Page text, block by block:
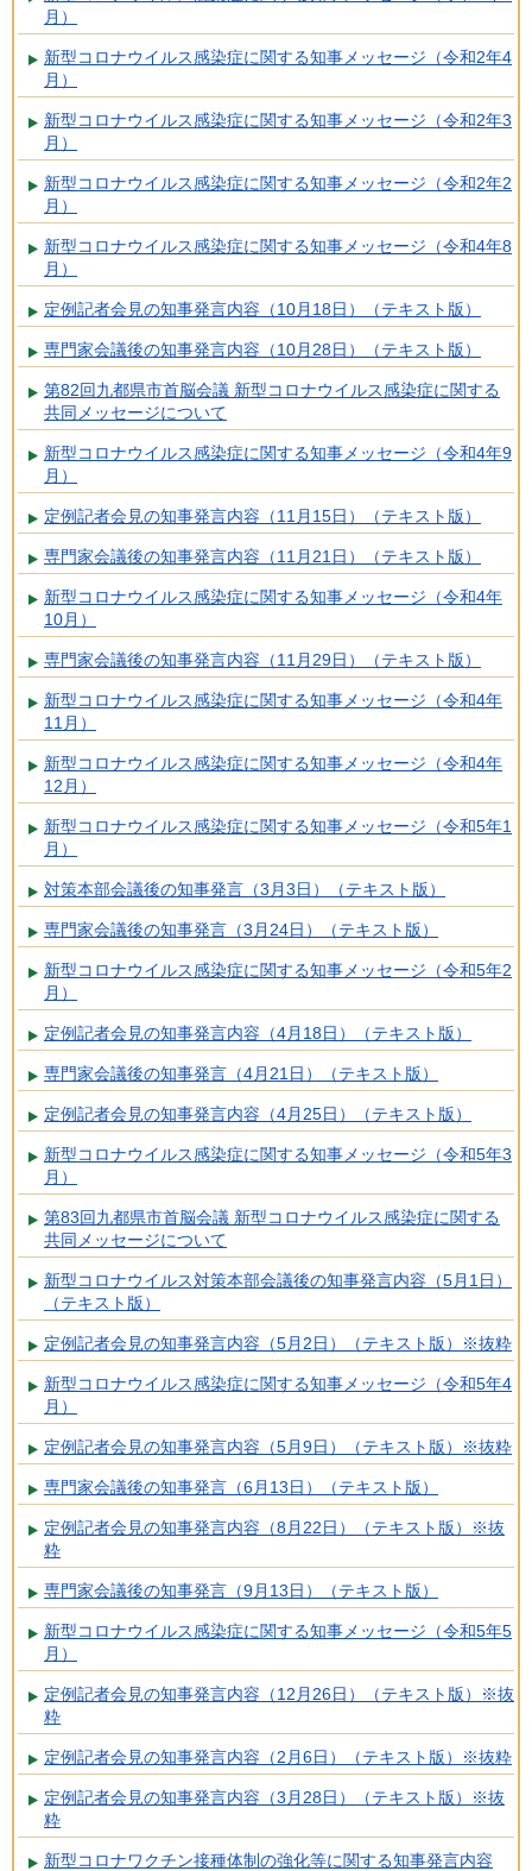
月）
新型コロナウイルス感染症に関する知事メッセージ（令和2年4
月）
新型コロナウイルス感染症に関する知事メッセージ（令和2年3
月）
新型コロナウイルス感染症に関する知事メッセージ（令和2年2
月）
新型コロナウイルス感染症に関する知事メッセージ（令和4年8
月）
定例記者会見の知事発言内容（10月18日）（テキスト版）
専門家会議後の知事発言内容（10月28日）（テキスト版）
第82回九都県市首脳会議 新型コロナウイルス感染症に関する
共同メッセージについて
新型コロナウイルス感染症に関する知事メッセージ（令和4年9
月）
定例記者会見の知事発言内容（11月15日）（テキスト版）
専門家会議後の知事発言内容（11月21日）（テキスト版）
新型コロナウイルス感染症に関する知事メッセージ（令和4年
10月）
専門家会議後の知事発言内容（11月29日）（テキスト版）
新型コロナウイルス感染症に関する知事メッセージ（令和4年
11月）
新型コロナウイルス感染症に関する知事メッセージ（令和4年
12月）
新型コロナウイルス感染症に関する知事メッセージ（令和5年1
月）
対策本部会議後の知事発言（3月3日）（テキスト版）
専門家会議後の知事発言（3月24日）（テキスト版）
新型コロナウイルス感染症に関する知事メッセージ（令和5年2
月）
定例記者会見の知事発言内容（4月18日）（テキスト版）
専門家会議後の知事発言（4月21日）（テキスト版）
定例記者会見の知事発言内容（4月25日）（テキスト版）
新型コロナウイルス感染症に関する知事メッセージ（令和5年3
月）
第83回九都県市首脳会議 新型コロナウイルス感染症に関する
共同メッセージについて
新型コロナウイルス対策本部会議後の知事発言内容（5月1日）
（テキスト版）
定例記者会見の知事発言内容（5月2日）（テキスト版）※抜粋
新型コロナウイルス感染症に関する知事メッセージ（令和5年4
月）
定例記者会見の知事発言内容（5月9日）（テキスト版）※抜粋
専門家会議後の知事発言（6月13日）（テキスト版）
定例記者会見の知事発言内容（8月22日）（テキスト版）※抜
粋
専門家会議後の知事発言（9月13日）（テキスト版）
新型コロナウイルス感染症に関する知事メッセージ（令和5年5
月）
定例記者会見の知事発言内容（12月26日）（テキスト版）※抜
粋
定例記者会見の知事発言内容（2月6日）（テキスト版）※抜粋
定例記者会見の知事発言内容（3月28日）（テキスト版）※抜
粋
新型コロナワクチン接種体制の強化等に関する知事発言内容